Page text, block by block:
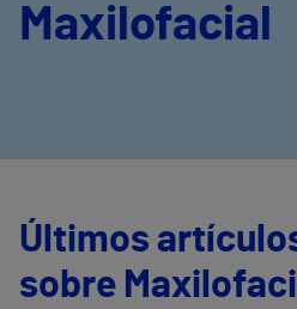
Maxilofacial
Últimos
sobre